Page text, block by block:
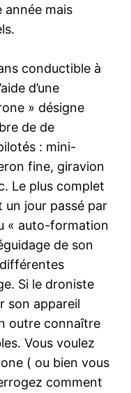
année mais
conductible à
d’une
» désigne
de de
: mini-
fine, giravion
Le plus complet
un jour passé par
« auto-formation
de son
Si le droniste
son appareil
outre connaître
Vous voulez
( ou bien vous
comment